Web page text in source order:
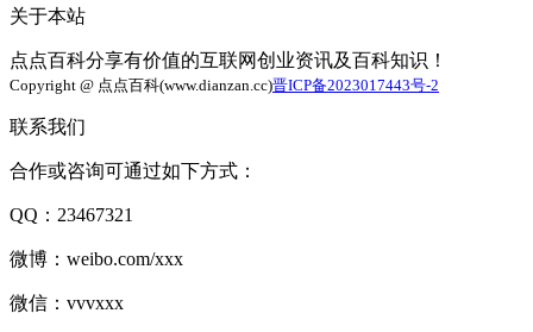
关于本站
点点百科分享有价值的互联网创业资讯及百科知识！
Copyright @ 点点百科(www.dianzan.cc)晋ICP备2023017443号-2
联系我们
合作或咨询可通过如下方式：
QQ：23467321
微博：weibo.com/xxx
微信：vvvxxx